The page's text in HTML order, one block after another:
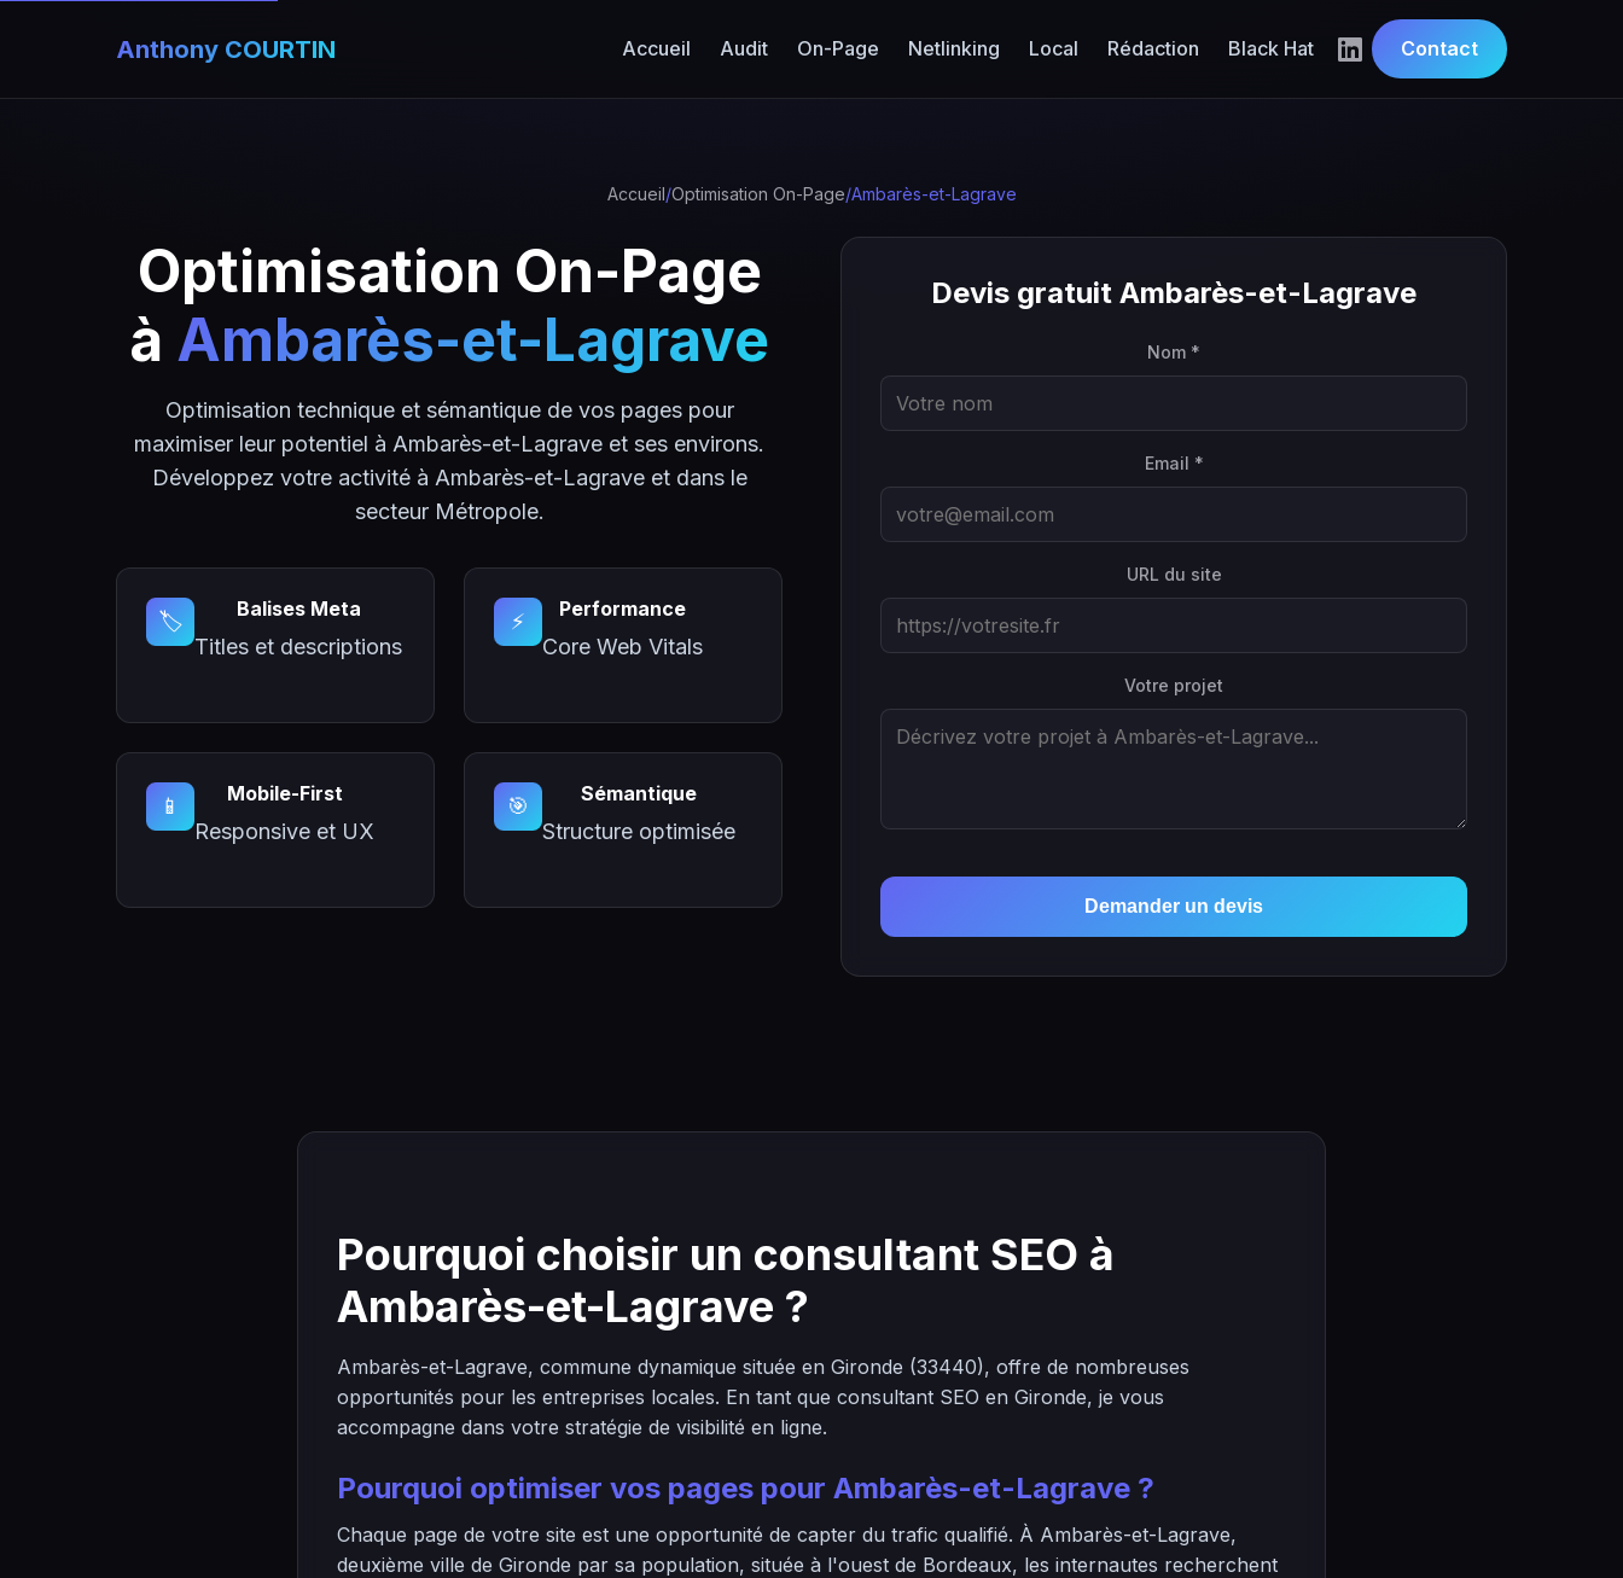
Anthony COURTIN Accueil Audit On-Page Netlinking Local Rédaction Black Hat Contact
Accueil/Optimisation On-Page/Ambarès-et-Lagrave
Optimisation On-Page
à Ambarès-et-Lagrave
Optimisation technique et sémantique de vos pages pour
maximiser leur potentiel à Ambarès-et-Lagrave et ses environs.
Développez votre activité à Ambarès-et-Lagrave et dans le
secteur Métropole.
🏷️ Balises Meta
Titles et descriptions
⚡ Performance
Core Web Vitals
📱 Mobile-First
Responsive et UX
🎯 Sémantique
Structure optimisée
Devis gratuit Ambarès-et-Lagrave
Nom *
Email *
URL du site
Votre projet
Demander un devis
Pourquoi choisir un consultant SEO à
Ambarès-et-Lagrave ?
Ambarès-et-Lagrave, commune dynamique située en Gironde (33440), offre de nombreuses
opportunités pour les entreprises locales. En tant que consultant SEO en Gironde, je vous
accompagne dans votre stratégie de visibilité en ligne.
Pourquoi optimiser vos pages pour Ambarès-et-Lagrave ?
Chaque page de votre site est une opportunité de capter du trafic qualifié. À Ambarès-et-Lagrave,
deuxième ville de Gironde par sa population, située à l'ouest de Bordeaux, les internautes recherchent